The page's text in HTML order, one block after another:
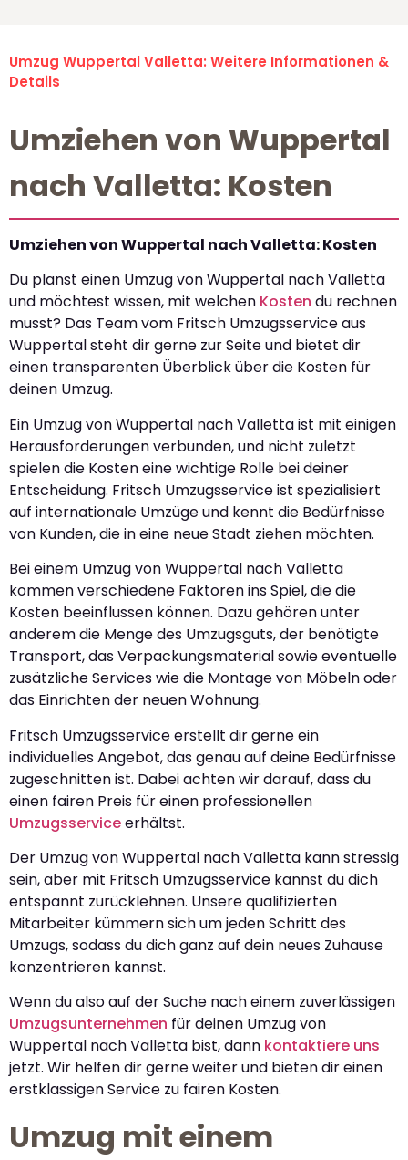
Umzug Wuppertal Valletta: Weitere Informationen &
Details
Umziehen von Wuppertal
nach Valletta: Kosten
Umziehen von Wuppertal nach Valletta: Kosten
Du planst einen Umzug von Wuppertal nach Valletta
und möchtest wissen, mit welchen Kosten du rechnen
musst? Das Team vom Fritsch Umzugsservice aus
Wuppertal steht dir gerne zur Seite und bietet dir
einen transparenten Überblick über die Kosten für
deinen Umzug.
Ein Umzug von Wuppertal nach Valletta ist mit einigen
Herausforderungen verbunden, und nicht zuletzt
spielen die Kosten eine wichtige Rolle bei deiner
Entscheidung. Fritsch Umzugsservice ist spezialisiert
auf internationale Umzüge und kennt die Bedürfnisse
von Kunden, die in eine neue Stadt ziehen möchten.
Bei einem Umzug von Wuppertal nach Valletta
kommen verschiedene Faktoren ins Spiel, die die
Kosten beeinflussen können. Dazu gehören unter
anderem die Menge des Umzugsguts, der benötigte
Transport, das Verpackungsmaterial sowie eventuelle
zusätzliche Services wie die Montage von Möbeln oder
das Einrichten der neuen Wohnung.
Fritsch Umzugsservice erstellt dir gerne ein
individuelles Angebot, das genau auf deine Bedürfnisse
zugeschnitten ist. Dabei achten wir darauf, dass du
einen fairen Preis für einen professionellen
Umzugsserviceerhältst.
Der Umzug von Wuppertal nach Valletta kann stressig
sein, aber mit Fritsch Umzugsservice kannst du dich
entspannt zurücklehnen. Unsere qualifizierten
Mitarbeiter kümmern sich um jeden Schritt des
Umzugs, sodass du dich ganz auf dein neues Zuhause
konzentrieren kannst.
Wenn du also auf der Suche nach einem zuverlässigen
Umzugsunternehmen für deinen Umzug von
Wuppertal nach Valletta bist, dann kontaktiere uns
jetzt. Wir helfen dir gerne weiter und bieten dir einen
erstklassigen Service zu fairen Kosten.
Umzug mit einem